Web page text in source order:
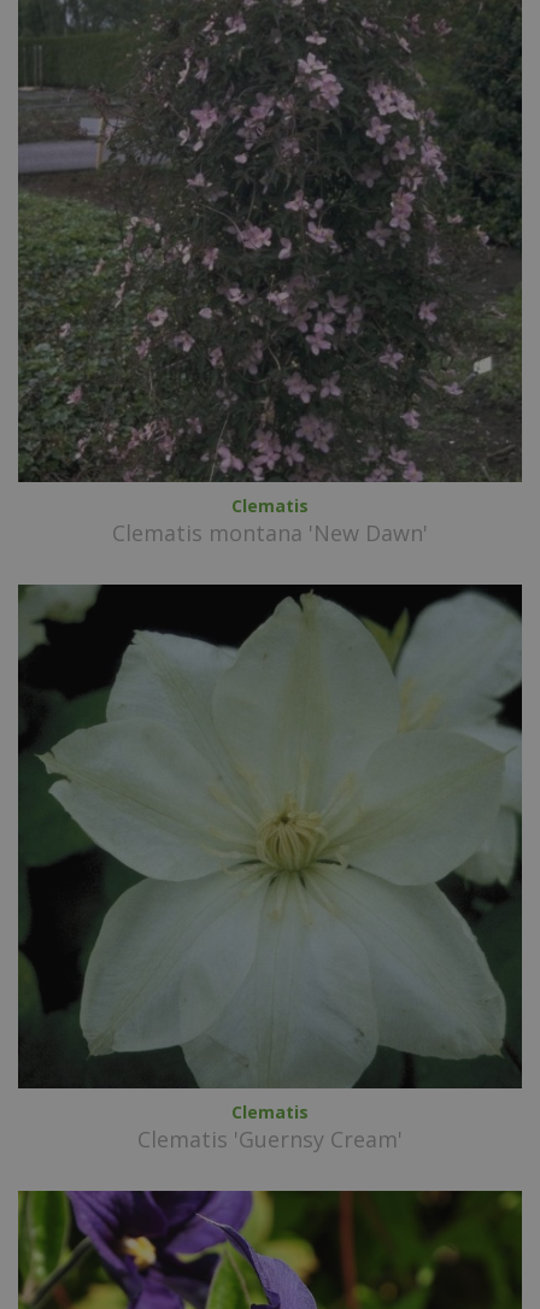
Clematis
Clematis montana 'New Dawn'
Clematis
Clematis 'Guernsy Cream'